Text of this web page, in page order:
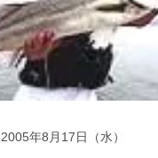
2005年8月17日（水）